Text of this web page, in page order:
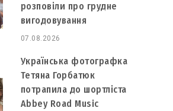
розповіли про грудне
вигодовування
07.08.2026
Українська фотографка
Тетяна Горбатюк
потрапила до шортліста
Abbey Road Music